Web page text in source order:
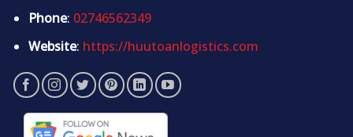
Phone: 02746562349
Website: https://huutoanlogistics.com